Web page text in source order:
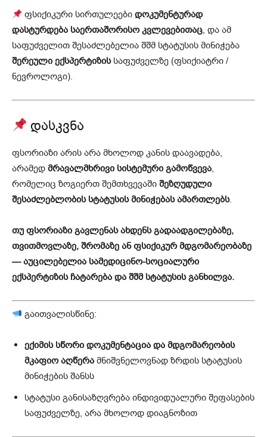
ფსიქიკური სირთულეებიდოკუმენტურად
დასტურდება საერთაშორისო კვლევებითაც, და ამ
საფუძველით შესაძლებელია შშმ სტატუსის მინიჭება
შერეული ექსპერტიზისსაფუძველზე (ფსიქიატრი /
ნევროლოგი).
დასკვნა
ფსორიაზი არის არა მხოლოდ კანის დაავადება,
არამედ მრავალმხრივი სისტემური გამოწვევა,
რომელიც ზოგიერთ შემთხვევაში შეზღუდული
შესაძლებლობის სტატუსის მინიჭებას ამართლებს.
თუ ფსორიაზი გავლენას ახდენს გადაადგილებაზე,
თვითმოვლაზე, შრომაზე ან ფსიქიკურ მდგომარეობაზე
— აუცილებელია სამედიცინო-სოციალური
ექსპერტიზის ჩატარება და შშმ სტატუსის განხილვა.
გაითვალისწინე:
ექიმის სწორი დოკუმენტაცია და მდგომარეობის
მკაფიო აღწერა მნიშვნელოვნად ზრდის სტატუსის
მინიჭების შანსს
სტატუსი განისაზღვრება ინდივიდუალური შეფასების
საფუძველზე, არა მხოლოდ დიაგნოზით